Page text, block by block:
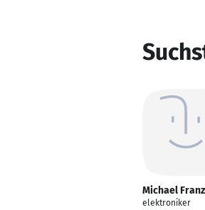
Michael
elektroniker